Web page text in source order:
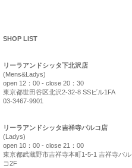
SHOP LIST
リーラアンドシッタ下北沢店
(Mens&Ladys)
open 12：00 - close 20：30
東京都世田谷区北沢2-32-8 SSビル1FA
03-3467-9901
リーラアンドシッタ吉祥寺パルコ店
(Ladys)
open 10：00 - close 21：00
東京都武蔵野市吉祥寺本町1-5-1 吉祥寺パル
コ2F